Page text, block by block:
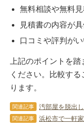
無料相談や無料
見積書の内容が
口コミや評判が
上記のポイントを
ください。比較す
ります。
関連記事
関連記事